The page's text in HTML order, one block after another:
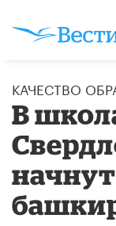
КАЧЕСТВО
В